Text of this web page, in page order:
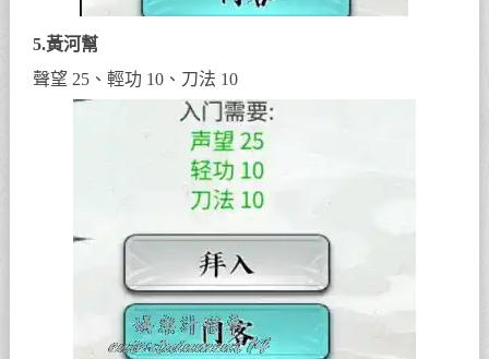
5.黃河幫
聲望 25、輕功 10、刀法 10